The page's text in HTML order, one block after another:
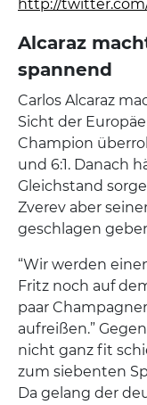
http://twitter.com/
Alcaraz
spannend
Carlos Alcaraz
Sicht der
Champion
und 6:1. Danach
Gleichstand
Zverev aber
geschlagen
“Wir werden
Fritz noch auf
paar
aufreißen.”
nicht ganz fit
zum siebenten
Da gelang der